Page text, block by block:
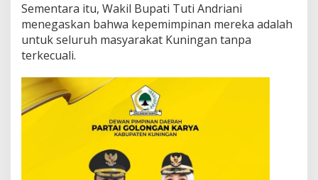
Sementara itu, Wakil Bupati Tuti Andriani
menegaskan bahwa kepemimpinan mereka adalah
untuk seluruh masyarakat Kuningan tanpa
terkecuali.